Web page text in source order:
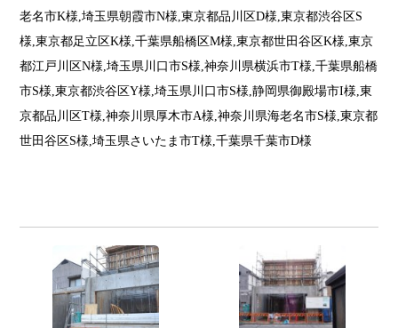
老名市K様,埼玉県朝霞市N様,東京都品川区D様,東京都渋谷区S
様,東京都足立区K様,千葉県船橋区M様,東京都世田谷区K様,東京
都江戸川区N様,埼玉県川口市S様,神奈川県横浜市T様,千葉県船橋
市S様,東京都渋谷区Y様,埼玉県川口市S様,静岡県御殿場市I様,東
京都品川区T様,神奈川県厚木市A様,神奈川県海老名市S様,東京都
世田谷区S様,埼玉県さいたま市T様,千葉県千葉市D様